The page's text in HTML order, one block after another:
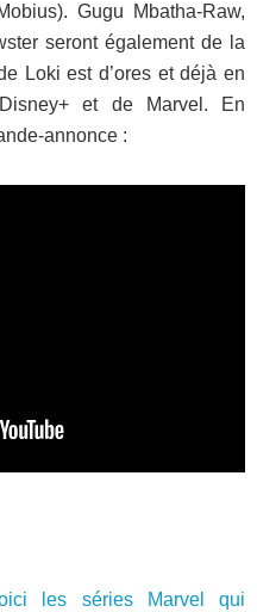
Gugu Mbatha-Raw,
seront également de la
Loki est d’ores et déjà en
et de Marvel. En
annonce :
les séries Marvel qui